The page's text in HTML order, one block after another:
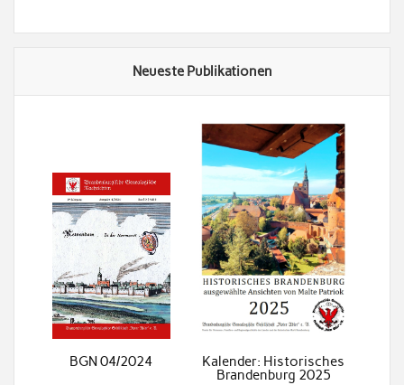
Neueste Publikationen
BGN 04/2024
Kalender: Historisches
Brandenburg 2025